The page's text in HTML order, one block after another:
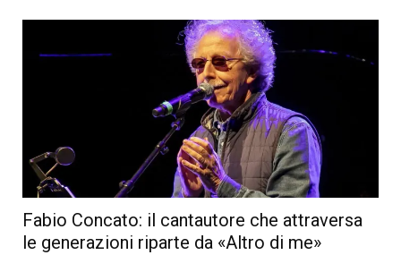
Fabio Concato: il cantautore che attraversa
le generazioni riparte da «Altro di me»